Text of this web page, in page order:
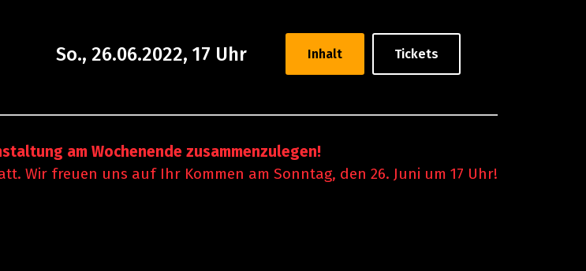
So., 26.06.2022, 17 Uhr Inhalt Tickets
am Wochenende zusammenzulegen!
Wir freuen uns auf Ihr Kommen am Sonntag, den 26. Juni um 17 Uhr!